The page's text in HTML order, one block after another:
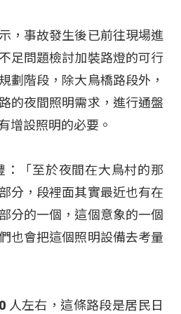
，事故發生後已前往現場進
足問題檢討加裝路燈的可行
劃階段，除大鳥橋路段外，
的夜間照明需求，進行通盤
增設照明的必要。
：「至於夜間在大鳥村的那
分，段裡面其實最近也有在
分的一個，這個意象的一個
也會把這個照明設備去考量
人左右，這條路段是居民日